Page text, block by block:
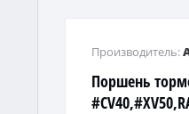
Поршень
Производитель: